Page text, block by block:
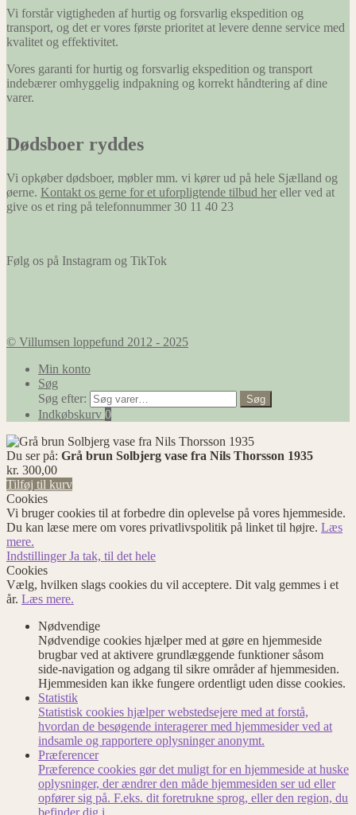
Vi forstår vigtigheden af hurtig og forsvarlig ekspedition og
transport, og det er vores første prioritet at levere denne service med
kvalitet og effektivitet.
Vores garanti for hurtig og forsvarlig ekspedition og transport
indebærer omhyggelig indpakning og korrekt håndtering af dine
varer.
Dødsboer ryddes
Vi opkøber dødsboer, møbler mm. vi kører ud på hele Sjælland og
øerne. Kontakt os gerne for et uforpligtende tilbud her eller ved at
give os et ring på telefonnummer 30 11 40 23
Følg os på Instagram og TikTok
© Villumsen loppefund 2012 - 2025
Min konto
Søg
Søg efter:
Søg
Indkøbskurv 0
Du ser på: Grå brun Solbjerg vase fra Nils Thorsson 1935
kr. 300,00
Tilføj til kurv
Cookies
Vi bruger cookies til at forbedre din oplevelse på vores hjemmeside.
Du kan læse mere om vores privatlivspolitik på linket til højre. Læs
mere.
IndstillingerJa tak, til det hele
Cookies
Vælg, hvilken slags cookies du vil acceptere. Dit valg gemmes i et
år. Læs mere.
Nødvendige
Nødvendige cookies hjælper med at gøre en hjemmeside
brugbar ved at aktivere grundlæggende funktioner såsom
side-navigation og adgang til sikre områder af hjemmesiden.
Hjemmesiden kan ikke fungere ordentligt uden disse cookies.
Statistik
Statistisk cookies hjælper webstedsejere med at forstå,
hvordan de besøgende interagerer med hjemmesider ved at
indsamle og rapportere oplysninger anonymt.
Præferencer
Præference cookies gør det muligt for en hjemmeside at huske
oplysninger, der ændrer den måde hjemmesiden ser ud eller
opfører sig på. F.eks. dit foretrukne sprog, eller den region, du
befinder dig i.